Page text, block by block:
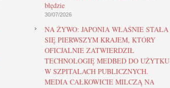
błędzie
30/07/2026
NA ŻYWO: JAPONIA WŁAŚNIE STAŁA
SIĘ PIERWSZYM KRAJEM, KTÓRY
OFICJALNIE ZATWIERDZIŁ
TECHNOLOGIĘ MEDBED DO UŻYTKU
W SZPITALACH PUBLICZNYCH.
MEDIA CAŁKOWICIE MILCZĄ NA